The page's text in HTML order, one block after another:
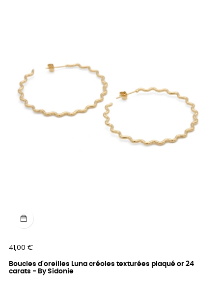
Prix
41,00 €
Boucles d'oreilles Luna créoles texturées plaqué or 24
carats - By Sidonie